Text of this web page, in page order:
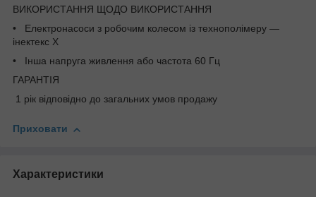
ВИКОРИСТАННЯ ЩОДО ВИКОРИСТАННЯ
• Електронасоси з робочим колесом із технополімеру —
інектекс X
• Інша напруга живлення або частота 60 Гц
ГАРАНТІЯ
1 рік відповідно до загальних умов продажу
Приховати
Характеристики